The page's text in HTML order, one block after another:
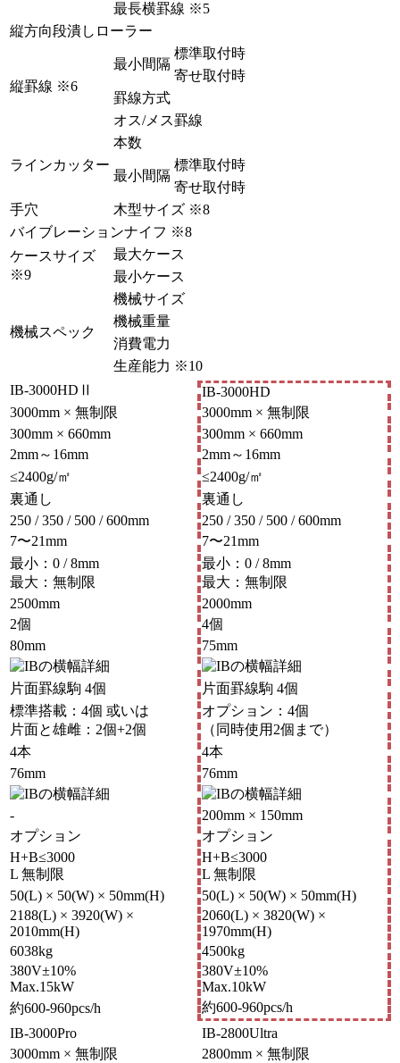
最長横罫線 ※5
縦方向段潰しローラー
縦罫線 ※6
最小間隔
標準取付時
寄せ取付時
罫線方式
オス/メス罫線
ラインカッター
本数
最小間隔
標準取付時
寄せ取付時
手穴
木型サイズ ※8
バイブレーションナイフ ※8
ケースサイズ
※9
最大ケース
最小ケース
機械スペック
機械サイズ
機械重量
消費電力
生産能力 ※10
IB-3000HDⅡ
IB-3000HD
3000mm × 無制限
3000mm × 無制限
300mm × 660mm
300mm × 660mm
2mm～16mm
2mm～16mm
≤2400g/㎡
≤2400g/㎡
裏通し
裏通し
250 / 350 / 500 / 600mm
250 / 350 / 500 / 600mm
7〜21mm
7〜21mm
最小：0 / 8mm
最大：無制限
最小：0 / 8mm
最大：無制限
2500mm
2000mm
2個
4個
80mm
75mm
片面罫線駒 4個
片面罫線駒 4個
標準搭載：4個 或いは
片面と雄雌：2個+2個
オプション：4個
（同時使用2個まで）
4本
4本
76mm
76mm
-
200mm × 150mm
オプション
オプション
H+B≤3000
L 無制限
H+B≤3000
L 無制限
50(L) × 50(W) × 50mm(H)
50(L) × 50(W) × 50mm(H)
2188(L) × 3920(W) ×
2010mm(H)
2060(L) × 3820(W) ×
1970mm(H)
6038kg
4500kg
380V±10%
Max.15kW
380V±10%
Max.10kW
約600-960pcs/h
約600-960pcs/h
IB-3000Pro
IB-2800Ultra
3000mm × 無制限
2800mm × 無制限